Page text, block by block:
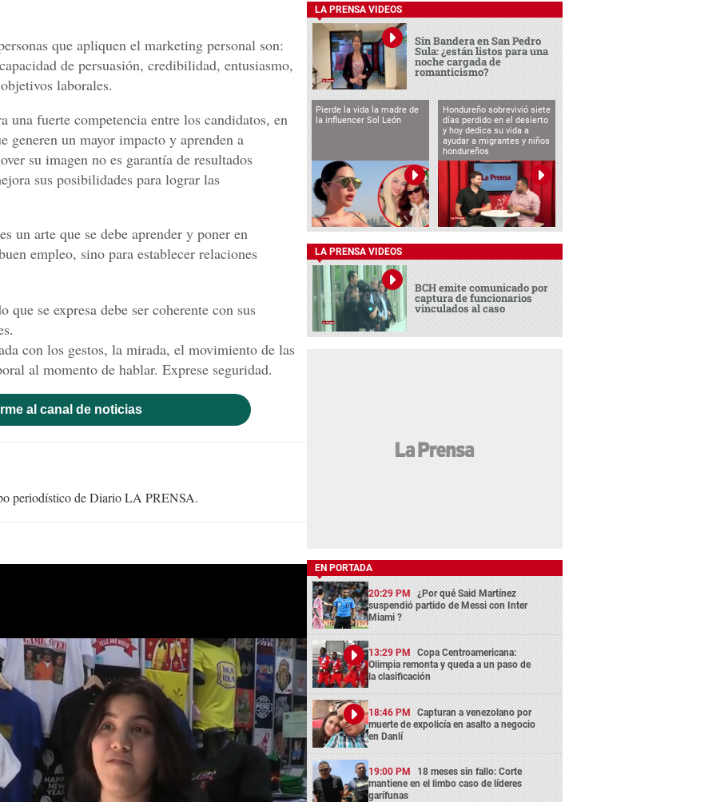
que apliquen el marketing personal son:
de persuasión, credibilidad, entusiasmo,
laborales.
una fuerte competencia entre los candidatos, en
generen un mayor impacto y aprenden a
su imagen no es garantía de resultados
sus posibilidades para lograr las
un arte que se debe aprender y poner en
empleo, sino para establecer relaciones
que se expresa debe ser coherente con sus
con los gestos, la mirada, el movimiento de las
al momento de hablar. Exprese seguridad.
al canal de noticias
periodístico de Diario LA PRENSA.
LA PRENSA VIDEOS
Sin Bandera en San Pedro
Sula: ¿están listos para una
noche cargada de
romanticismo?
Pierde la vida la madre de
la influencer Sol León
Hondureño sobrevivió siete
días perdido en el desierto
y hoy dedica su vida a
ayudar a migrantes y niños
hondureños
LA PRENSA VIDEOS
BCH emite comunicado por
captura de funcionarios
vinculados al caso
EN PORTADA
20:29 PM ¿Por qué Said Martínez
suspendió partido de Messi con Inter
Miami ?
13:29 PM Copa Centroamericana:
Olimpia remonta y queda a un paso de
la clasificación
18:46 PM Capturan a venezolano por
muerte de expolicía en asalto a negocio
en Danlí
19:00 PM 18 meses sin fallo: Corte
mantiene en el limbo caso de líderes
garífunas